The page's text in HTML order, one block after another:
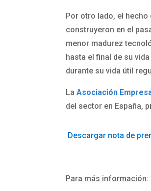
Por otro lado, el
construyeron en el
menor madurez
hasta el final de su
durante su vida útil
LaAsociación
del sector en España,
Descargar nota de
Para más información: